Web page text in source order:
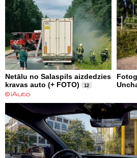
Netālu no Salaspils aizdedzies
kravas auto (+ FOTO)
12